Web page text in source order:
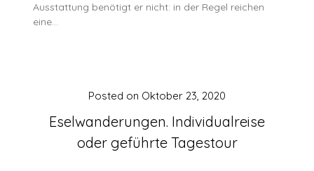
Ausstattung benötigt er nicht: in der Regel reichen
eine…
Eselwanderungen. Individualreise
oder geführte Tagestour
Posted on Oktober 23, 2020